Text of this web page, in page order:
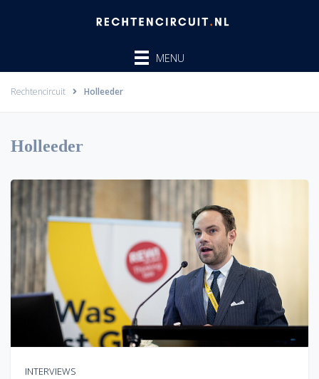
MENU
Rechtencircuit Holleeder
Holleeder
INTERVIEWS